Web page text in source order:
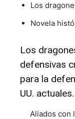
Los
Novela
Los
defensivas
para la
UU. actuales.
Aliados con